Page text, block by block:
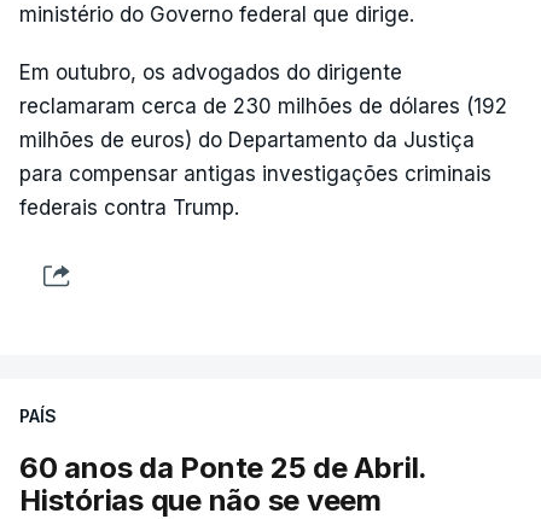
ministério do Governo federal que dirige.
Em outubro, os advogados do dirigente
reclamaram cerca de 230 milhões de dólares (192
milhões de euros) do Departamento da Justiça
para compensar antigas investigações criminais
federais contra Trump.
PAÍS
60 anos da Ponte 25 de Abril.
Histórias que não se veem